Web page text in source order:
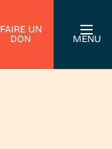
FAIRE UN
DON
MENU